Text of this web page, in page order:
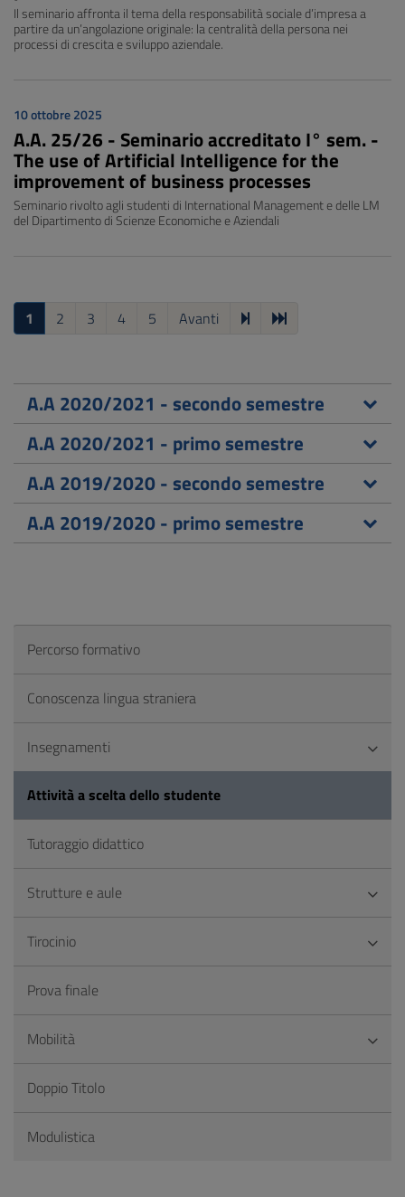
Il seminario affronta il tema della responsabilità sociale d’impresa a
partire da un’angolazione originale: la centralità della persona nei
processi di crescita e sviluppo aziendale.
10 ottobre 2025
A.A. 25/26 - Seminario accreditato I° sem. -
The use of Artificial Intelligence for the
improvement of business processes
Seminario rivolto agli studenti di International Management e delle LM
del Dipartimento di Scienze Economiche e Aziendali
1 2 3 4 5 Avanti
A.A 2020/2021 - secondo semestre
A.A 2020/2021 - primo semestre
A.A 2019/2020 - secondo semestre
A.A 2019/2020 - primo semestre
Percorso formativo
Conoscenza lingua straniera
Insegnamenti
Attività a scelta dello studente
Tutoraggio didattico
Strutture e aule
Tirocinio
Prova finale
Mobilità
Doppio Titolo
Modulistica